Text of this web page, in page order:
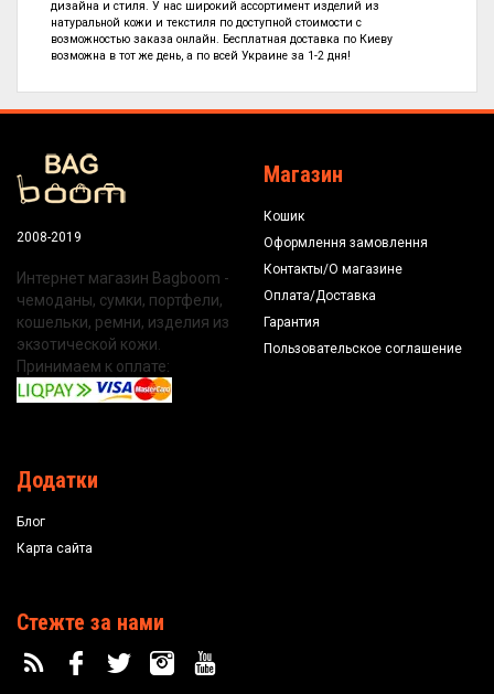
дизайна и стиля. У нас широкий ассортимент изделий из
натуральной кожи и текстиля по доступной стоимости с
возможностью заказа онлайн. Бесплатная доставка по Киеву
возможна в тот же день, а по всей Украине за 1-2 дня!
2008-2019
Интернет магазин Bagboom -
чемоданы, сумки, портфели,
кошельки, ремни, изделия из
экзотической кожи.
Принимаем к оплате:
Магазин
Кошик
Оформлення замовлення
Контакты/О магазине
Оплата/Доставка
Гарантия
Пользовательское соглашение
Додатки
Блог
Карта сайта
Стежте за нами